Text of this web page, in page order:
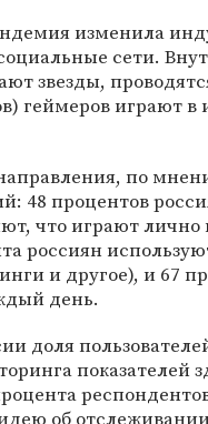
изменила
сети.
звезды,
геймеров играют в
по
48 процентов
что играют лично
россиян
и другое), и 67
день.
доля
показателей
об